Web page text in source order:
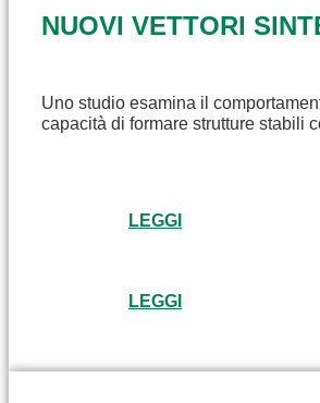
NUOVI VETTORI
Uno studio esamina il
capacità di formare strutture stabili
LEGGI
LEGGI